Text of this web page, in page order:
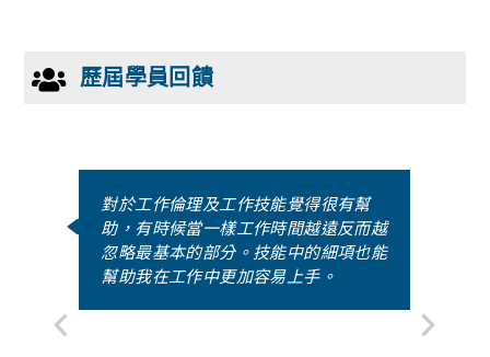
歷屆學員回饋
對於工作倫理及工作技能覺得很有幫
助，有時候當一樣工作時間越遠反而越
忽略最基本的部分。技能中的細項也能
幫助我在工作中更加容易上手。